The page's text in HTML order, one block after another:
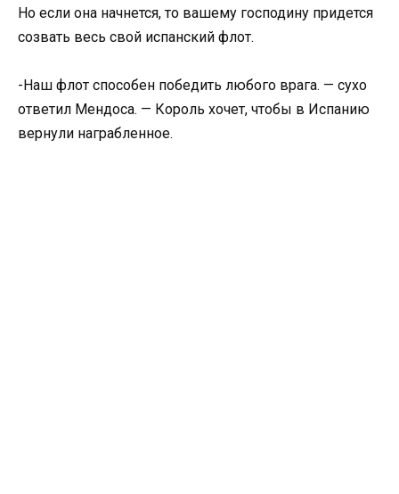
Но если она начнется, то вашему господину придется
созвать весь свой испанский флот.
-Наш флот способен победить любого врага. — сухо
ответил Мендоса. — Король хочет, чтобы в Испанию
вернули награбленное.